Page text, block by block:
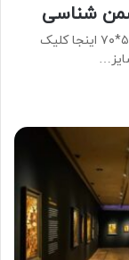
شناسی
جهت دانلود فایل اصلی مجموعه پوستر در سایز ۵۰*۷۰ اینجا کلیک